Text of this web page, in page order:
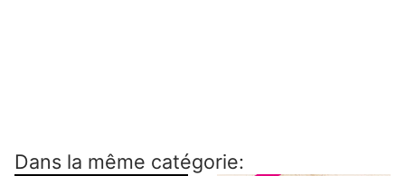
Dans la même catégorie: